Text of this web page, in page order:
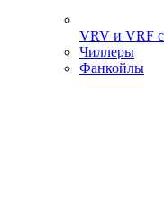
VRV и VRF
Чиллеры
Фанкойлы